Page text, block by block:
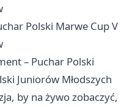
Polski Marwe Cup V
– Puchar Polski
Juniorów Młodszych
by na żywo zobaczyć,